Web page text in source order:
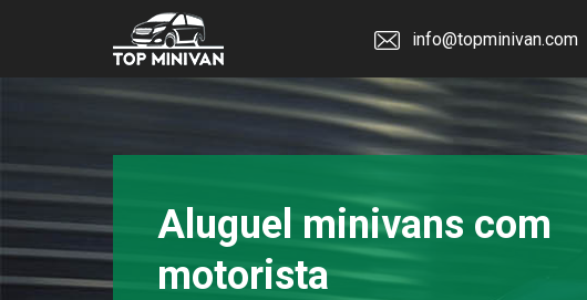
info@topminivan.com
Aluguel minivans com
motorista